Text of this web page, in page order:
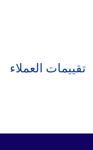
تقييمات العملاء